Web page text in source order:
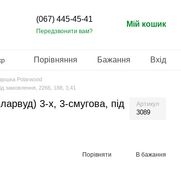
(067) 445-45-41
Передзвонити вам?
Мій кошик
Порівняння Бажання Вхід
Polarwood
замовлення, 2266, 188, 3,41
3-х, 3-смугова, під
Артикул
3089
Порівняти В бажання